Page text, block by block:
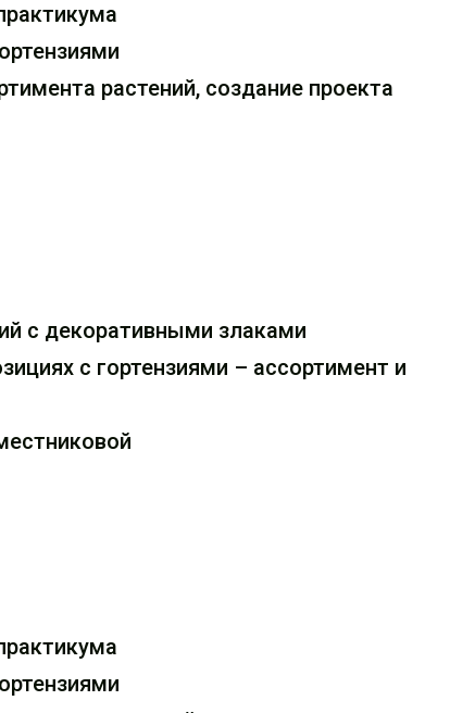
растений, создание проекта
с декоративными злаками
с гортензиями – ассортимент и